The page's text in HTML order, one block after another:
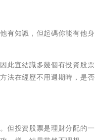
有知識，但起碼你能有他身
此宜結識多幾個有投資股票
法在經歷不用週期時，是否
但投資股票是理財分配的一